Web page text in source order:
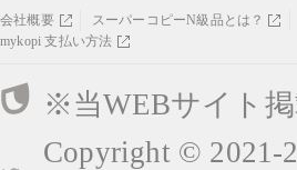
会社概要 スーパーコピーN級品とは？
mykopi 支払い方法
※当WEBサイト
Copyright © 2021-